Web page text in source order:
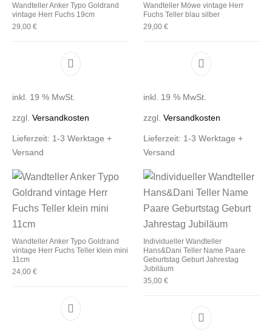
Wandteller Anker Typo Goldrand
vintage Herr Fuchs 19cm
29,00€
inkl. 19 % MwSt.
zzgl.Versandkosten
Lieferzeit: 1-3 Werktage +
Versand
Wandteller Möwe vintage Herr
Fuchs Teller blau silber
29,00 €
inkl. 19 % MwSt.
zzgl. Versandkosten
Lieferzeit: 1-3 Werktage +
Versand
Wandteller Anker Typo Goldrand
vintage Herr Fuchs Teller klein mini
11cm
24,00€
Individueller Wandteller
Hans&Dani Teller Name Paare
Geburtstag Geburt Jahrestag
Jubiläum
35,00 €